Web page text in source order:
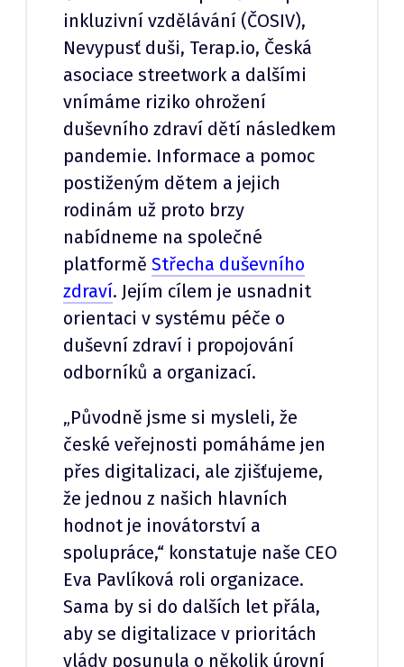
inkluzivní vzdělávání (ČOSIV),
Nevypusť duši, Terap.io, Česká
asociace streetwork a dalšími
vnímáme riziko ohrožení
duševního zdraví dětí následkem
pandemie. Informace a pomoc
postiženým dětem a jejich
rodinám už proto brzy
nabídneme na společné
platformě Střecha duševního
zdraví. Jejím cílem je usnadnit
orientaci v systému péče o
duševní zdraví i propojování
odborníků a organizací.
„Původně jsme si mysleli, že
české veřejnosti pomáháme jen
přes digitalizaci, ale zjišťujeme,
že jednou z našich hlavních
hodnot je inovátorství a
spolupráce,“ konstatuje naše CEO
Eva Pavlíková roli organizace.
Sama by si do dalších let přála,
aby se digitalizace v prioritách
vlády posunula o několik úrovní